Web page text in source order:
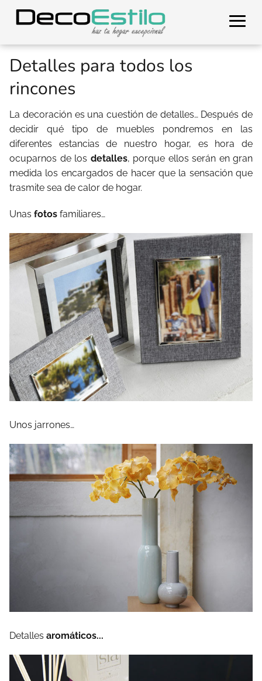
Detalles para todos los
rincones
La decoración es una cuestión de detalles… Después de
decidir qué tipo de muebles pondremos en las
diferentes estancias de nuestro hogar, es hora de
ocuparnos de los detalles, porque ellos serán en gran
medida los encargados de hacer que la sensación que
trasmite sea de calor de hogar.
Unas fotos familiares…
Unos jarrones…
Detalles aromáticos...